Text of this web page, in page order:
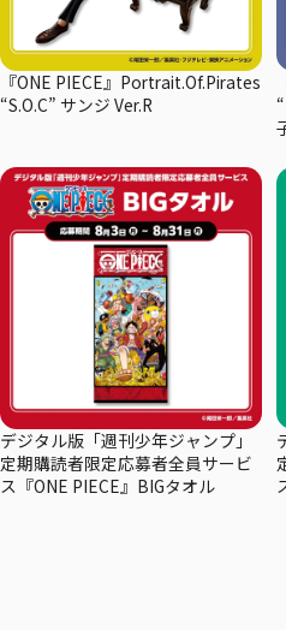
『ONE PIECE』Portrait.Of.Pirates
“S.O.C” サンジ Ver.R
デジタル版「週刊少年ジャンプ」
定期購読者限定応募者全員サービ
ス『ONE PIECE』BIGタオル